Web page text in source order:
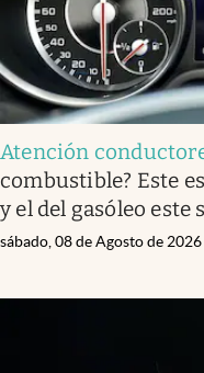
Atención
combustible? Este
y el del gasóleo este
sábado, 08 de Agosto de 2026